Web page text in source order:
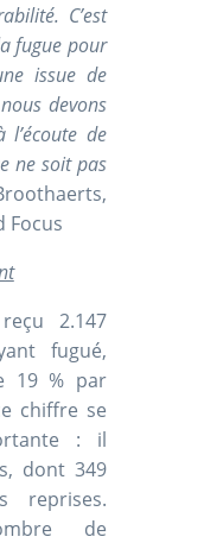
C’est
fugue pour
issue de
devons
de
ne soit pas
Focus
2.147
fugué,
19 % par
chiffre se
: il
dont 349
reprises.
de